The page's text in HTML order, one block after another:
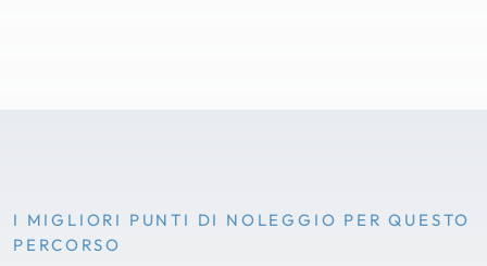
I MIGLIORI PUNTI DI NOLEGGIO PER QUESTO
PERCORSO